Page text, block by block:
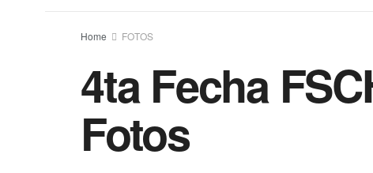
Home FOTOS
4ta Fecha
Fotos